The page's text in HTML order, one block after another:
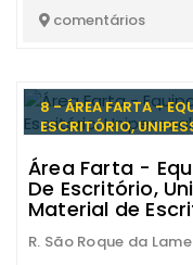
comentários
8 - ÁREA FARTA -
ESCRITÓRIO,
Área Farta -
De Escritório,
Material de
R. São Roque da